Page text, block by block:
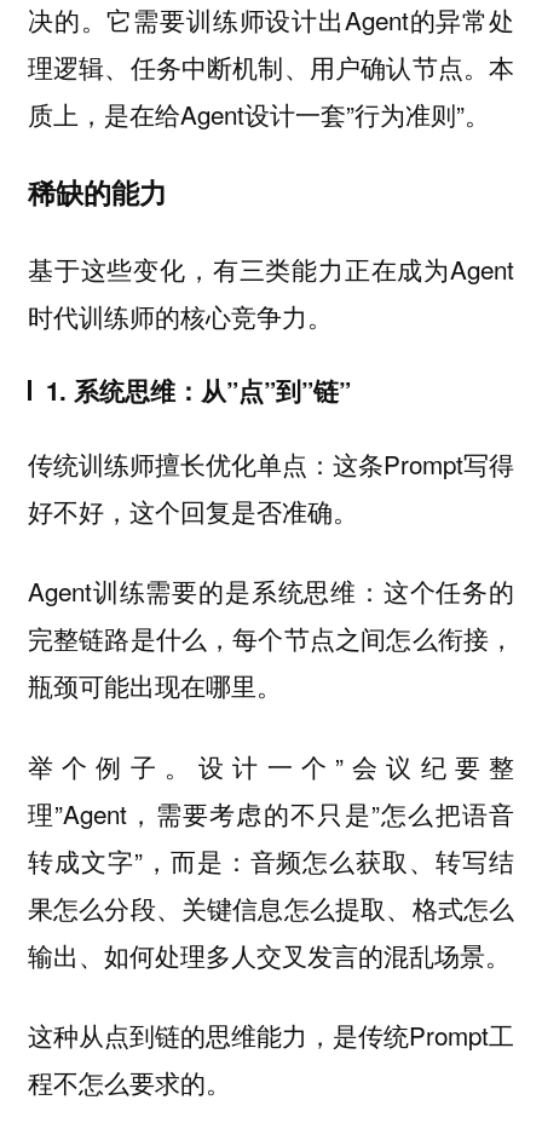
决的。它需要训练师设计出Agent的异常处
理逻辑、任务中断机制、用户确认节点。本
质上，是在给Agent设计一套”行为准则”。
稀缺的能力
基于这些变化，有三类能力正在成为Agent
时代训练师的核心竞争力。
1. 系统思维：从”点”到”链”
传统训练师擅长优化单点：这条Prompt写得
好不好，这个回复是否准确。
Agent训练需要的是系统思维：这个任务的
完整链路是什么，每个节点之间怎么衔接，
瓶颈可能出现在哪里。
举个例子。设计一个”会议纪要整
理”Agent，需要考虑的不只是”怎么把语音
转成文字”，而是：音频怎么获取、转写结
果怎么分段、关键信息怎么提取、格式怎么
输出、如何处理多人交叉发言的混乱场景。
这种从点到链的思维能力，是传统Prompt工
程不怎么要求的。